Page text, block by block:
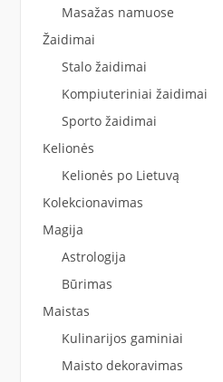
Masažas namuose
Žaidimai
Stalo žaidimai
Kompiuteriniai žaidimai
Sporto žaidimai
Kelionės
Kelionės po Lietuvą
Kolekcionavimas
Magija
Astrologija
Būrimas
Maistas
Kulinarijos gaminiai
Maisto dekoravimas